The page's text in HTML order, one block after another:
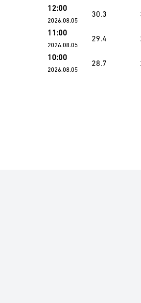
12:00
2026.08.05
30.3
11:00
2026.08.05
29.4
10:00
2026.08.05
28.7